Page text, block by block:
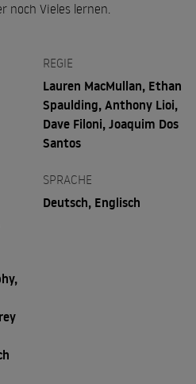
noch Vieles lernen.
REGIE
Lauren MacMullan, Ethan
Spaulding, Anthony Lioi,
Dave Filoni, Joaquim Dos
Santos
SPRACHE
Deutsch, Englisch